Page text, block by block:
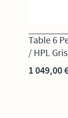
Table 6
/ HPL
1 049,00